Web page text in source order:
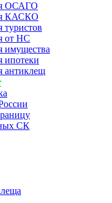
ОСАГО
КАСКО
туристов
от НС
имущества
ипотеки
антиклещ
СК